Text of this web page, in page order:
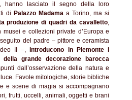
hanno lasciato il segno della loro
di Palazzo Madama a Torino, ma si
produzione di quadri da cavalletto,
e collezioni private d’Europa e
del padre – pittore e ceramista
II –,introducono in Piemonte i
grande decorazione barocca
dall’osservazione della natura e
Favole mitologiche, storie bibliche
e scene di magia si accompagnano
frutti, uccelli, animali, oggetti e brani